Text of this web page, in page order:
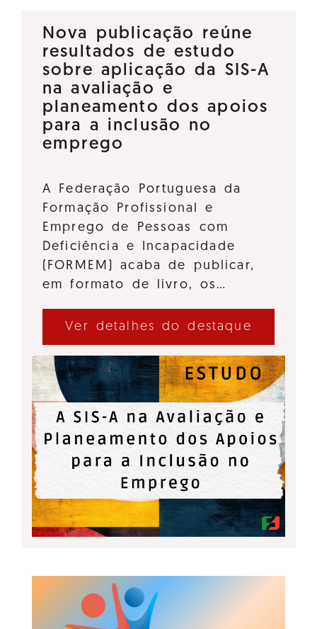
Nova publicação reúne
resultados de estudo
sobre aplicação da SIS-A
na avaliação e
planeamento dos apoios
para a inclusão no
emprego
A Federação Portuguesa da
Formação Profissional e
Emprego de Pessoas com
Deficiência e Incapacidade
(FORMEM) acaba de publicar,
em formato de livro, os…
Ver detalhes do destaque